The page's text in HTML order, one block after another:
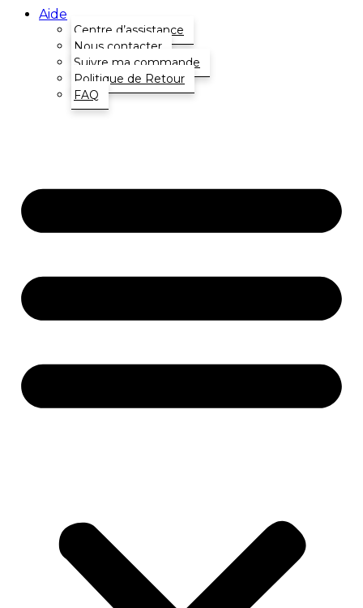
Aide
Centre d’assistance
Nous contacter
Suivre ma commande
Politique de Retour
FAQ